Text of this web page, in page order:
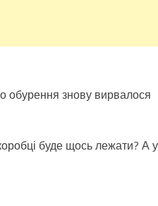
обурення знову вирвалося
буде щось лежати? А у